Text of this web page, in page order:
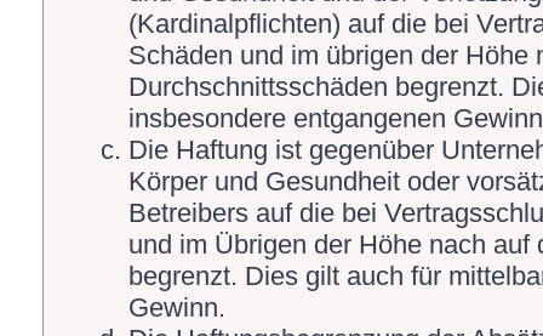
(Kardinalpflichten) auf die bei
Schäden und im übrigen der Höhe
Durchschnittsschäden begrenzt.
insbesondere entgangenen
Die Haftung ist gegenüber
Körper und Gesundheit oder
Betreibers auf die bei
und im Übrigen der Höhe nach
begrenzt. Dies gilt auch für
Gewinn.